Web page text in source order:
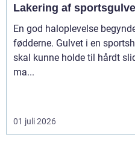
Lakering af sportsgulve
En god haloplevelse
fødderne. Gulvet i en
skal kunne holde til hårdt
ma...
01 juli 2026